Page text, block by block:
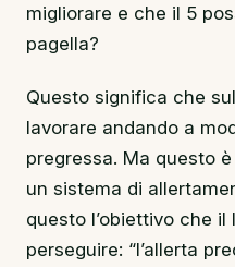
migliorare e che il 5
pagella?
Questo significa che
lavorare andando a
pregressa. Ma questo
un sistema di
questo l’obiettivo che
perseguire: “l’allerta